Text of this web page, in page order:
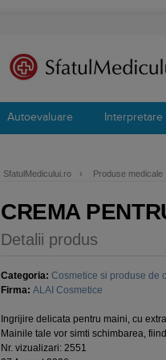
Autoevaluare Interpretare
SfatulMedicului.ro › Produse medicale
CREMA
Detalii produs
Categoria: Cosmetice si produse de
Firma: ALAI Cosmetice
Ingrijire delicata pentru maini, cu
Mainile tale vor simti schimbarea,
Nr. vizualizari: 2551